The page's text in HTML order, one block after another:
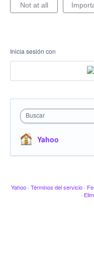
Not at all
Inicia sesión con
Buscar
Yahoo
Yahoo · Términos del servicio ·
·